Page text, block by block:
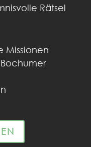
Rätsel
Missionen